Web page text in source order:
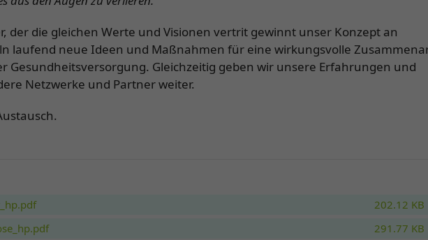
der die gleichen Werte und Visionen vertrit gewinnt unser Konzept an
laufend neue Ideen und Maßnahmen für eine wirkungsvolle
Gesundheitsversorgung. Gleichzeitig geben wir unsere Erfahrungen und
Netzwerke und Partner weiter.
202.12 KB
291.77 KB